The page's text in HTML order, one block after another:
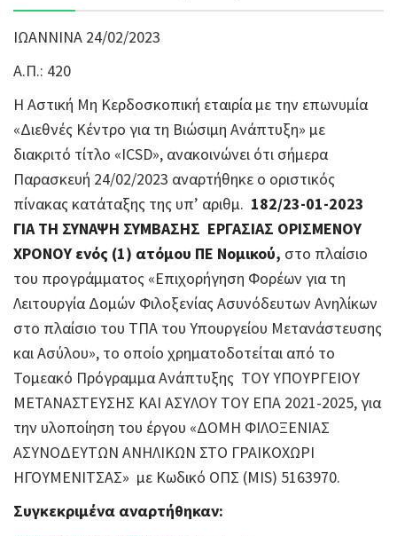
ΙΩΑΝΝΙΝΑ 24/02/2023
Α.Π.: 420
Η Αστική Μη Κερδοσκοπική εταιρία με την επωνυμία
«Διεθνές Κέντρο για τη Βιώσιμη Ανάπτυξη» με
διακριτό τίτλο «ICSD», ανακοινώνει ότι σήμερα
Παρασκευή 24/02/2023 αναρτήθηκε ο οριστικός
πίνακας κατάταξης της υπ’ αριθμ. 182/23-01-2023
ΓΙΑ ΤΗ ΣΥΝΑΨΗ ΣΥΜΒΑΣΗΣ ΕΡΓΑΣΙΑΣ ΟΡΙΣΜΕΝΟΥ
ΧΡΟΝΟΥ ενός (1) ατόμου ΠΕ Νομικού, στο πλαίσιο
του προγράμματος «Επιχορήγηση Φορέων για τη
Λειτουργία Δομών Φιλοξενίας Ασυνόδευτων Ανηλίκων
στο πλαίσιο του ΤΠΑ του Υπουργείου Μετανάστευσης
και Ασύλου», το οποίο χρηματοδοτείται από το
Τομεακό Πρόγραμμα Ανάπτυξης ΤΟΥ ΥΠΟΥΡΓΕΙΟΥ
ΜΕΤΑΝΑΣΤΕΥΣΗΣ ΚΑΙ ΑΣΥΛΟΥ ΤΟΥ ΕΠΑ 2021-2025, για
την υλοποίηση του έργου «ΔΟΜΗ ΦΙΛΟΞΕΝΙΑΣ
ΑΣΥΝΟΔΕΥΤΩΝ ΑΝΗΛΙΚΩΝ ΣΤΟ ΓΡΑΙΚΟΧΩΡΙ
ΗΓΟΥΜΕΝΙΤΣΑΣ» με Κωδικό ΟΠΣ (MIS) 5163970.
Συγκεκριμένα αναρτήθηκαν: